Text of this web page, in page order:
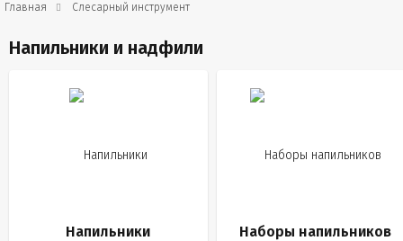
Главная Слесарный инструмент
Напильники и надфили
Напильники Наборы напильников